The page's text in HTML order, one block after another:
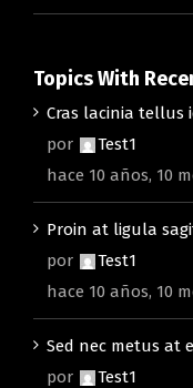
Topics With
Cras lacinia tellus
por
Test1
hace 10 años, 10
Proin at ligula
por
Test1
hace 10 años, 10
Sed nec metus at
por
Test1